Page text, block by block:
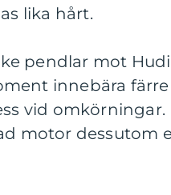
lika hårt.
pendlar mot
innebära
vid omkörningar.
motor dessutom